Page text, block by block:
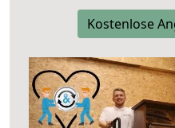
Kostenlose